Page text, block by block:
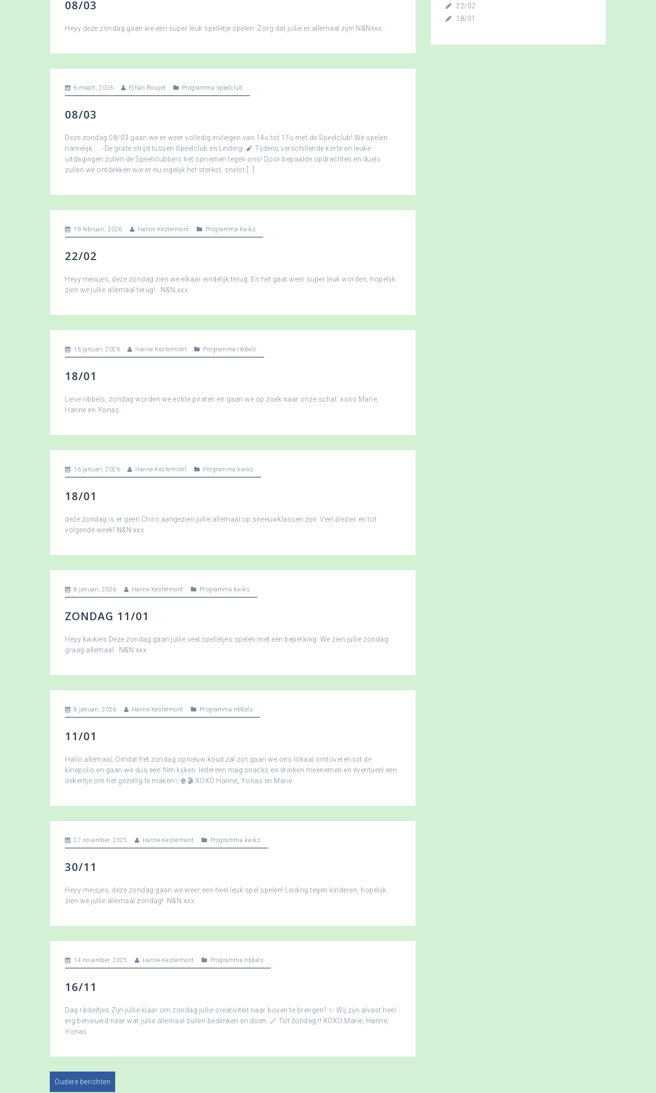
08/03
Heyy deze zondag gaan we een super leuk spelletje spelen. Zorg dat jullie er allemaal zijn! N&Nxxx
6 maart, 2026 Ethan Rouyet Programma speelclub
08/03
Deze zondag 08/03 gaan we er weer volledig invliegen van 14u tot 17u met de Speelclub! We spelen
namelijk….. -De grote strijd tussen Speelclub en Leiding- 🧨 Tijdens verschillende korte en leuke
uitdagingen zullen de Speelclubbers het opnemen tegen ons! Door bepaalde opdrachten en duels
zullen we ontdekken wie er nu eigelijk het sterkst, snelst […]
19 februari, 2026 Hanne Kestermont Programma kwiks
22/02
Heyy meisjes, deze zondag zien we elkaar eindelijk terug. En het gaat weer super leuk worden, hopelijk
zien we jullie allemaal terug! N&N xxx
16 januari, 2026 Hanne Kestermont Programma ribbels
18/01
Lieve ribbels, zondag worden we echte piraten en gaan we op zoek naar onze schat. xoxo Marie,
Hanne en Yonas
16 januari, 2026 Hanne Kestermont Programma kwiks
18/01
deze zondag is er geen Chiro aangezien jullie allemaal op sneeuwklassen zijn. Veel plezier en tot
volgende week! N&N xxx
8 januari, 2026 Hanne Kestermont Programma kwiks
ZONDAG 11/01
Heyy kwikies Deze zondag gaan jullie veel spelletjes spelen met een beperking. We zien jullie zondag
graag allemaal. N&N xxx
8 januari, 2026 Hanne Kestermont Programma ribbels
11/01
Hallo allemaal, Omdat het zondag opnieuw koud zal zijn gaan we ons lokaal omtoveren tot de
kinepolis en gaan we dus een film kijken. Iedereen mag snacks en drinken meenemen en eventueel een
dekentje om het gezellig te maken✨🍿🎬 XOXO Hanne, Yonas en Marie
27 november, 2025 Hanne Kestermont Programma kwiks
30/11
Heyy meisjes, deze zondag gaan we weer een heel leuk spel spelen! Leiding tegen kinderen, hopelijk
zien we jullie allemaal zondag! N&N xxx
14 november, 2025 Hanne Kestermont Programma ribbels
16/11
Dag ribbeltjes Zijn jullie klaar om zondag jullie creativiteit naar boven te brengen? ✨ Wij zijn alvast heel
erg benieuwd naar wat jullie allemaal zullen bedenken en doen. 🪄 Tot zondag !! XOXO Marie, Hanne,
Yonas
Oudere berichten
22/02
18/01